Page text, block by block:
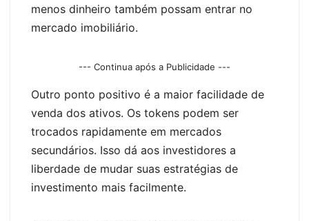
menos dinheiro também possam entrar no
mercado imobiliário.
--- Continua após a Publicidade ---
Outro ponto positivo é a maior facilidade de
venda dos ativos. Os tokens podem ser
trocados rapidamente em mercados
secundários. Isso dá aos investidores a
liberdade de mudar suas estratégias de
investimento mais facilmente.